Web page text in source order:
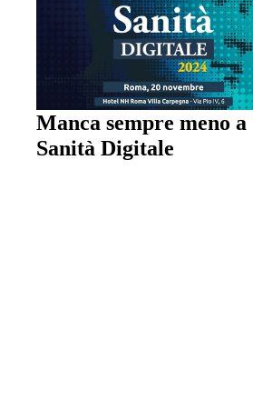
Manca sempre meno a
Sanità Digitale